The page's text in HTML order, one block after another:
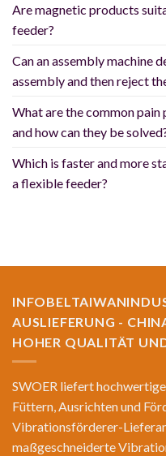
Are magnetic products
feeder?
Can an assembly machine
assembly and then reject
What are the common pain
and how can they be
Which is faster and more
a flexible feeder?
AUSLIEFERUNG -
HOHER QUALITÄT
SWOER liefert
Füttern, Ausrichten und
Vibrationsförderer-
maßgeschneiderte